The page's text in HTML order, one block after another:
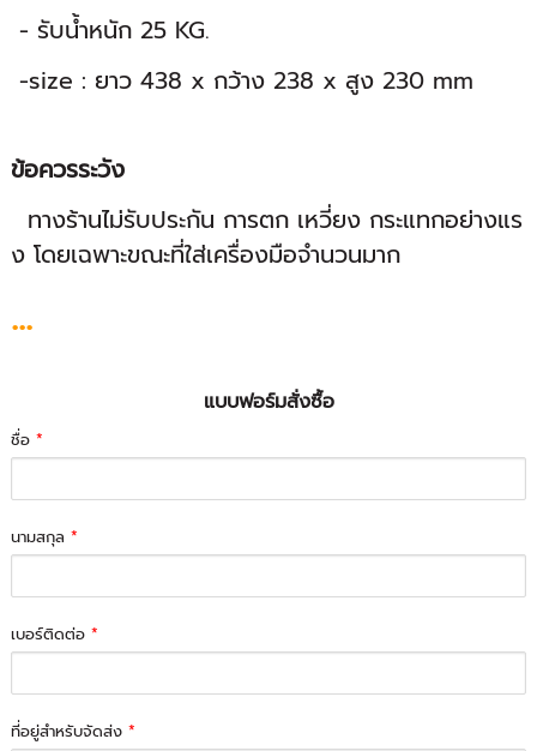
- รับน้ำหนัก 25 KG.
-size : ยาว 438 x กว้าง 238 x สูง 230 mm
ข้อควรระวัง
ทางร้านไม่รับประกัน การตก เหวี่ยง กระแทกอย่างแร
ง โดยเฉพาะขณะที่ใส่เครื่องมือจำนวนมาก
...
แบบฟอร์มสั่งซื้อ
ชื่อ*
นามสกุล*
เบอร์ติดต่อ*
ที่อยู่สำหรับจัดส่ง*